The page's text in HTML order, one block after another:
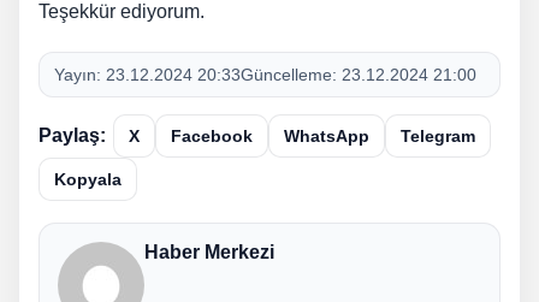
Teşekkür ediyorum.
Yayın: 23.12.2024 20:33Güncelleme: 23.12.2024 21:00
Paylaş: X Facebook WhatsApp Telegram
Kopyala
Haber Merkezi